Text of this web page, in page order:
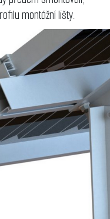
montážní lišty.